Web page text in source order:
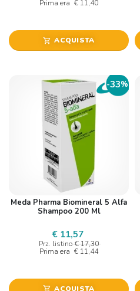
Prima era € 11,40
shopping_cart ACQUISTA
-33%
Meda Pharma Biomineral 5 Alfa
Shampoo 200 Ml
€ 11,57
Prz. listino € 17,30
Prima era € 11,44
shopping_cart ACQUISTA